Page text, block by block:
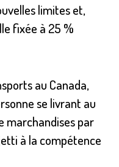
limites et,
fixée à 25 %
au Canada,
se livrant au
marchandises par
à la compétence